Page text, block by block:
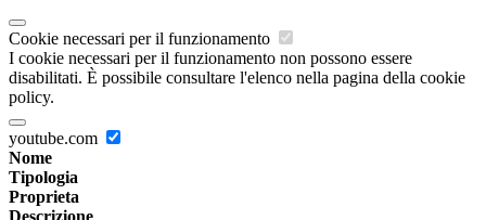
Cookie necessari per il funzionamento
I cookie necessari per il funzionamento non possono essere
disabilitati. È possibile consultare l'elenco nella pagina della cookie
policy.
youtube.com
Nome
Tipologia
Proprieta
Descrizione